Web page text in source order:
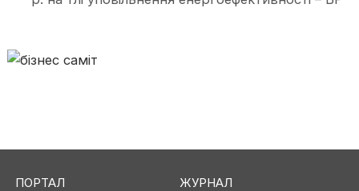
ПОРТАЛ ЖУРНАЛ